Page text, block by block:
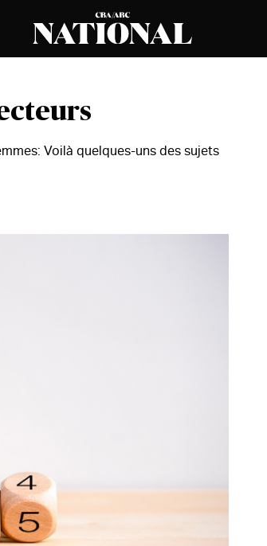
Voilà quelques-uns des sujets